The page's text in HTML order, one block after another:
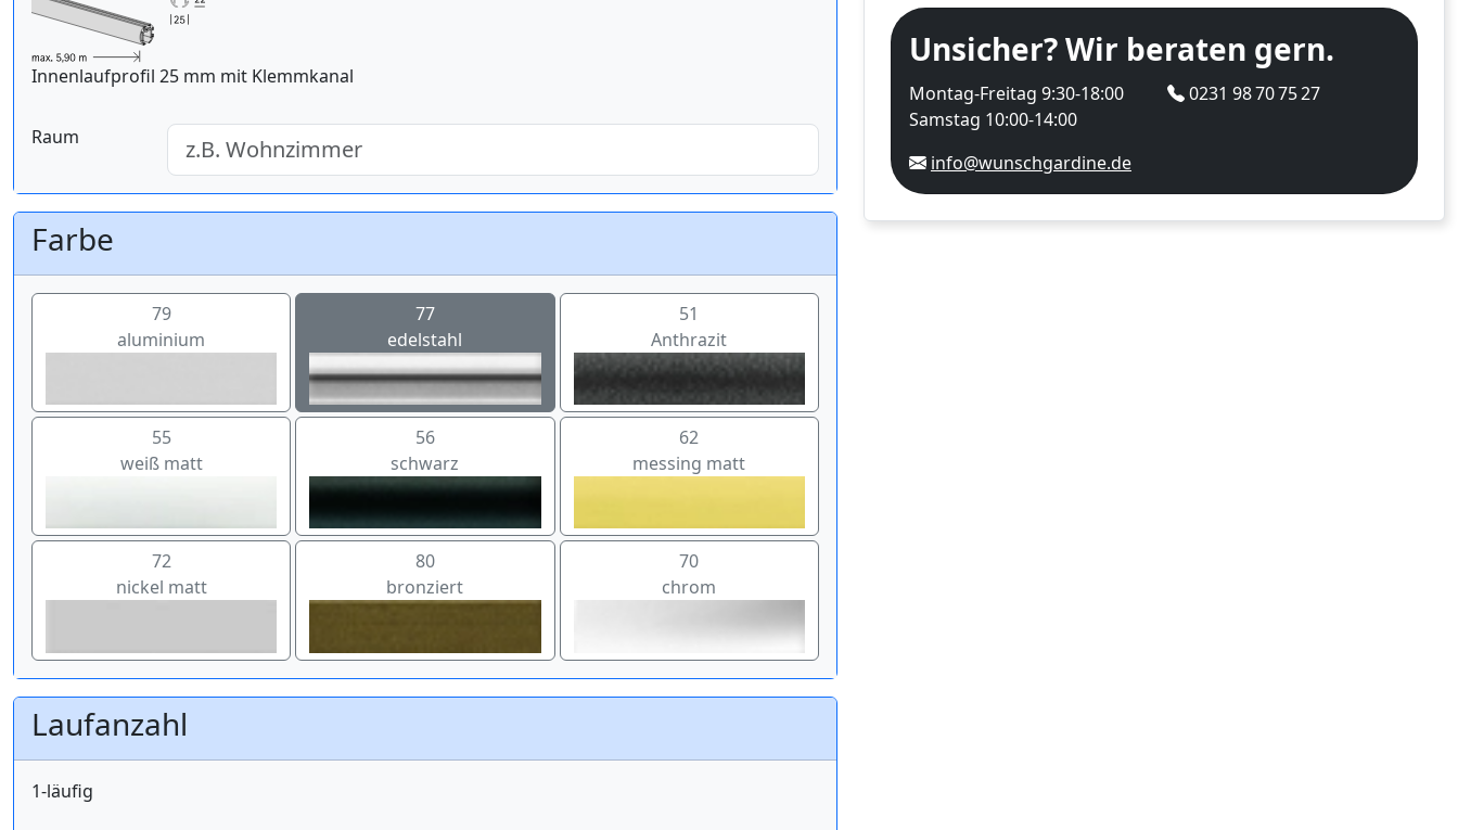
Innenlaufprofil 25 mm mit Klemmkanal
Raum
Farbe
79
aluminium
77
edelstahl
51
Anthrazit
55
weiß matt
56
schwarz
62
messing matt
72
nickel matt
80
bronziert
70
chrom
Laufanzahl
1-läufig
Unsicher? Wir beraten gern.
Montag-Freitag 9:30-18:00
Samstag 10:00-14:00
0231 98 70 75 27
info@wunschgardine.de